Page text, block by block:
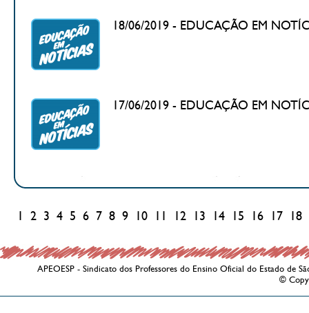
18/06/2019 - EDUCAÇÃO EM
17/06/2019 - EDUCAÇÃO EM
2 3 4 5 6 7 8 9 10 12 13 14 15 16 17 18
APEOESP - Sindicato dos Professores do Ensino Oficial do Estado de
©